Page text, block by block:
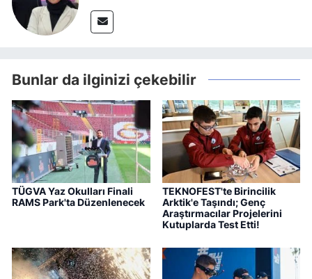
Bunlar da ilginizi çekebilir
TÜGVA Yaz Okulları Finali
RAMS Park'ta Düzenlenecek
TEKNOFEST'te Birincilik
Arktik'e Taşındı; Genç
Araştırmacılar Projelerini
Kutuplarda Test Etti!